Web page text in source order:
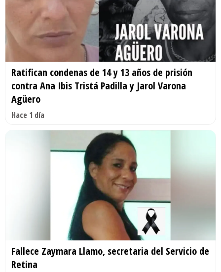
Ratifican condenas de 14 y 13 años de prisión
contra Ana Ibis Tristá Padilla y Jarol Varona
Agüero
Hace 1 día
Fallece Zaymara Llamo, secretaria del Servicio de
Retina